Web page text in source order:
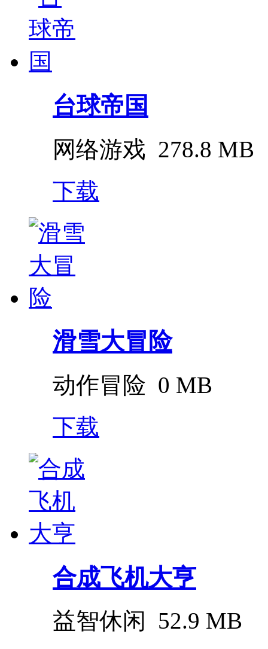
台球帝国
网络游戏 278.8 MB
下载
滑雪大冒险
动作冒险 0 MB
下载
合成飞机大亨
益智休闲 52.9 MB